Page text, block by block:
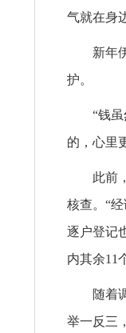
气就在身
新年
护。
“钱
的，心里
此前
核查。“
逐户登记
内其余11
随着
举一反三